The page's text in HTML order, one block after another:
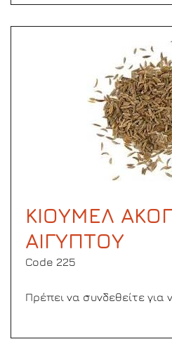
ΚΙΟΥΜΕΛ
ΑΙΓΥΠΤΟΥ
Code 225
Πρέπει να συνδεθείτε για